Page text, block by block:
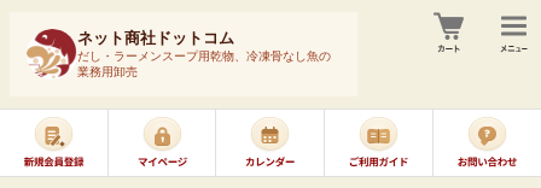
ネット商社ドットコム
だし・ラーメンスープ用乾物、冷凍骨なし魚の
業務用卸売